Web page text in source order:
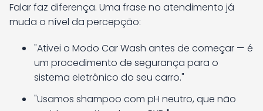
Falar faz diferença. Uma frase no atendimento já
muda o nível da percepção:
"Ativei o Modo Car Wash antes de começar — é
um procedimento de segurança para o
sistema eletrônico do seu carro."
"Usamos shampoo com pH neutro, que não